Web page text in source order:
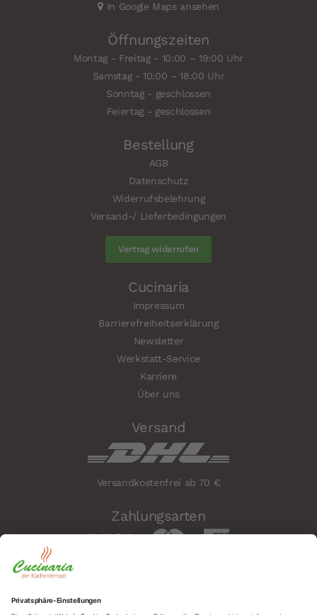
In Google Maps ansehen
Öffnungszeiten
Montag - Freitag - 10:00 – 19:00 Uhr
Samstag - 10:00 – 18:00 Uhr
Sonntag - geschlossen
Feiertag - geschlossen
Bestellung
AGB
Datenschutz
Widerrufsbelehrung
Versand-/ Lieferbedingungen
Vertrag widerrufen
Cucinaria
Impressum
Barrierefreiheitserklärung
Newsletter
Werkstatt-Service
Karriere
Über uns
Versand
Versandkostenfrei ab 70 €
Zahlungsarten